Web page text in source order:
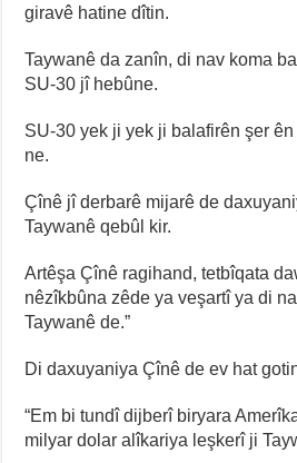
giravê hatine dîtin.
Taywanê da zanîn, di nav koma
SU-30 jî hebûne.
SU-30 yek ji yek ji balafirên şer
ne.
Çînê jî derbarê mijarê de
Taywanê qebûl kir.
Artêşa Çînê ragihand, tetbîqata
nêzîkbûna zêde ya veşartî ya di
Taywanê de.”
Di daxuyaniya Çînê de ev hat
“Em bi tundî dijberî biryara
milyar dolar alîkariya leşkerî ji